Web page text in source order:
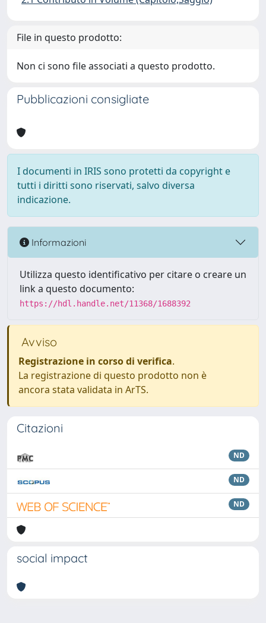
File in questo prodotto:
Non ci sono file associati a questo prodotto.
Pubblicazioni consigliate
I documenti in IRIS sono protetti da copyright e
tutti i diritti sono riservati, salvo diversa
indicazione.
Informazioni
Utilizza questo identificativo per citare o creare un
link a questo documento:
https://hdl.handle.net/11368/1688392
Avviso
Registrazione in corso di verifica.
La registrazione di questo prodotto non è
ancora stata validata in ArTS.
Citazioni
ND
ND
ND
social impact